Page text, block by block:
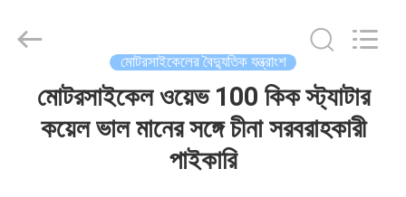
Parts
Reserved.
মোটরসাইকেলের বৈদ্যুতিক যন্ত্রাংশ
মোটরসাইকেল ওয়েভ 100 কিক স্ট্যাটার
কয়েল ভাল মানের সঙ্গে চীনা সরবরাহকারী
পাইকারি